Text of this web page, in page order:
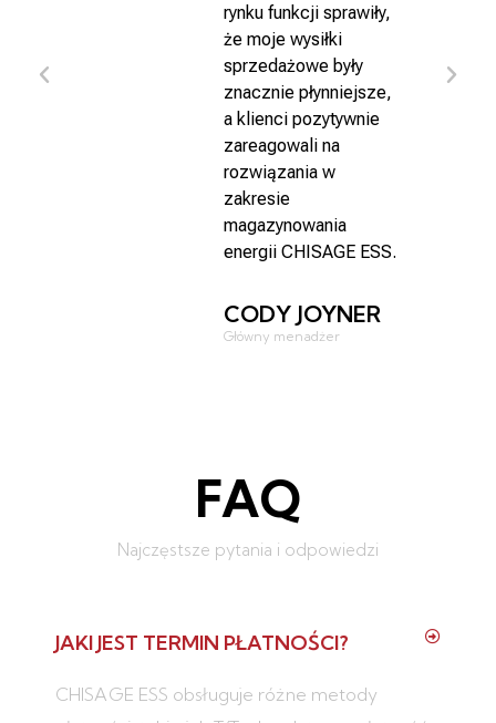
rynku funkcji sprawiły,
że moje wysiłki
sprzedażowe były
znacznie płynniejsze,
a klienci pozytywnie
zareagowali na
rozwiązania w
zakresie
magazynowania
energii CHISAGE ESS.
CODY JOYNER
Główny menadżer
FAQ
Najczęstsze pytania i odpowiedzi
JAKI JEST TERMIN PŁATNOŚCI?
CHISAGE ESS obsługuje różne metody